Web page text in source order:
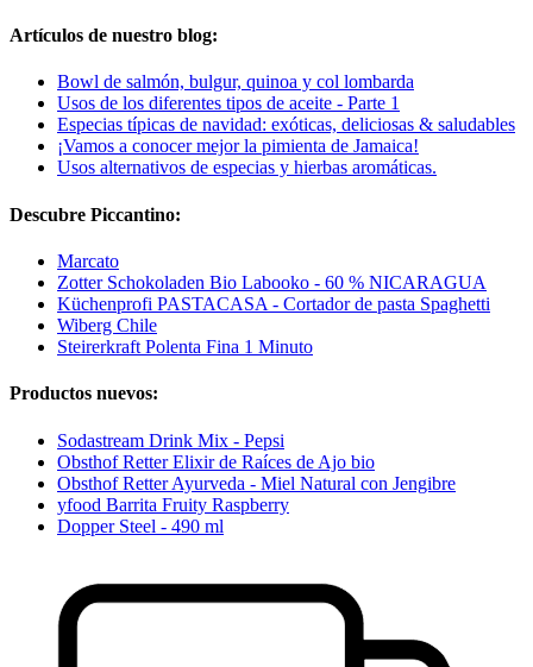
Artículos de nuestro blog:
Bowl de salmón, bulgur, quinoa y col lombarda
Usos de los diferentes tipos de aceite - Parte 1
Especias típicas de navidad: exóticas, deliciosas & saludables
¡Vamos a conocer mejor la pimienta de Jamaica!
Usos alternativos de especias y hierbas aromáticas.
Descubre Piccantino:
Marcato
Zotter Schokoladen Bio Labooko - 60 % NICARAGUA
Küchenprofi PASTACASA - Cortador de pasta Spaghetti
Wiberg Chile
Steirerkraft Polenta Fina 1 Minuto
Productos nuevos:
Sodastream Drink Mix - Pepsi
Obsthof Retter Elixir de Raíces de Ajo bio
Obsthof Retter Ayurveda - Miel Natural con Jengibre
yfood Barrita Fruity Raspberry
Dopper Steel - 490 ml